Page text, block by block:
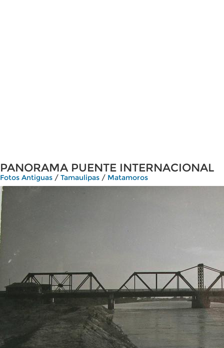
PANORAMA PUENTE INTERNACIONAL
Fotos Antiguas / Tamaulipas / Matamoros